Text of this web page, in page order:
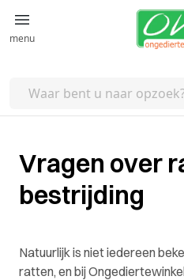
menu
Vragen over
bestrijding
Natuurlijk is niet iedereen
ratten, en bij